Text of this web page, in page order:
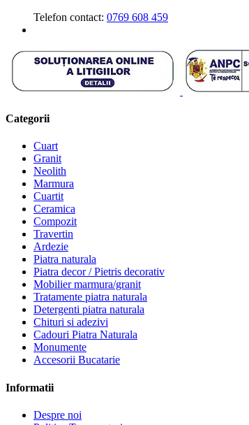
Telefon contact: 0769 608 459
Categorii
Cuart
Granit
Neolith
Marmura
Cuartit
Ceramica
Compozit
Travertin
Ardezie
Piatra naturala
Piatra decor / Pietris decorativ
Mobilier marmura/granit
Tratamente piatra naturala
Detergenti piatra naturala
Chituri si adezivi
Cadouri Piatra Naturala
Monumente
Accesorii Bucatarie
Informatii
Despre noi